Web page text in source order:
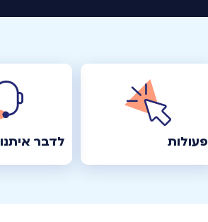
פעולות לדבר איתנו